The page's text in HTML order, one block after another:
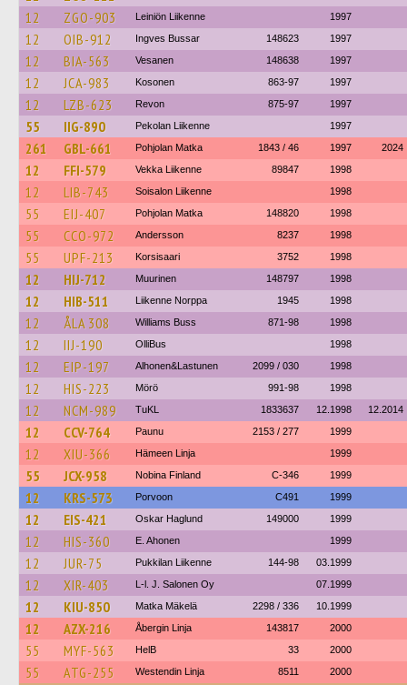
12
ZGO-903 Leiniön Liikenne 1997
12 OIB-912 Ingves Bussar 148623 1997
12 BIA-563 Vesanen 148638 1997
12 JCA-983 Kosonen 863-97 1997
12 LZB-623 Revon 875-97 1997
55 IIG-890 Pekolan Liikenne 1997
261 GBL-661 Pohjolan Matka 1843 / 46 1997 2024
12 FFI-579 Vekka Liikenne 89847 1998
12 LIB-743 Soisalon Liikenne 1998
55 EIJ-407 Pohjolan Matka 148820 1998
55 CCO-972 Andersson 8237 1998
55 UPF-213 Korsisaari 3752 1998
12 HIJ-712 Muurinen 148797 1998
12 HIB-511 Liikenne Norppa 1945 1998
12 ÅLA 308 Williams Buss 871-98 1998
12 IIJ-190 OlliBus 1998
12 EIP-197 Alhonen&Lastunen 2099 / 030 1998
12 HIS-223 Mörö 991-98 1998
12 NCM-989 TuKL 1833637 12.1998 12.2014
12 CCV-764 Paunu 2153 / 277 1999
12 XIU-366 Hämeen Linja 1999
55 JCX-958 Nobina Finland C-346 1999
12 KRS-573 Porvoon C491 1999
12 EIS-421 Oskar Haglund 149000 1999
12 HIS-360 E. Ahonen 1999
12 JUR-75 Pukkilan Liikenne 144-98 03.1999
12 XIR-403 L-l. J. Salonen Oy 07.1999
12 KIU-850 Matka Mäkelä 2298 / 336 10.1999
12 AZX-216 Åbergin Linja 143817 2000
55 MYF-563 HelB 33 2000
55 ATG-255 Westendin Linja 8511 2000